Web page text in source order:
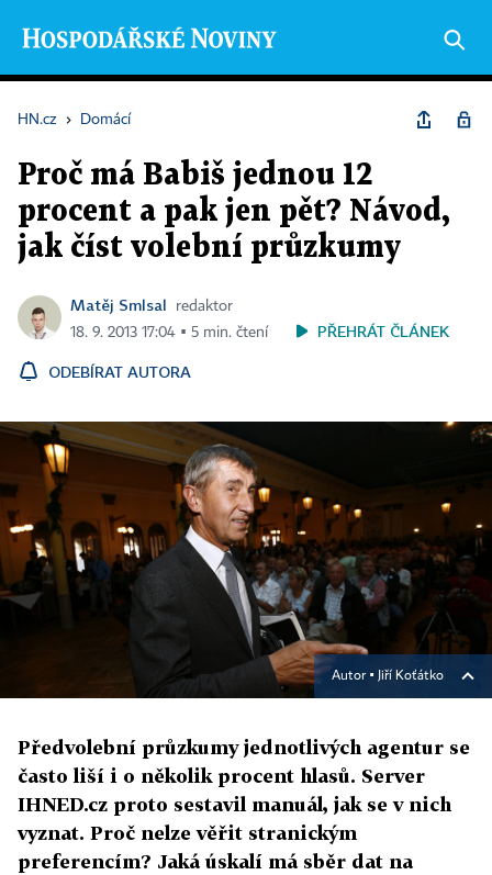
HN.cz › Domácí
Proč má Babiš jednou 12
procent a pak jen pět? Návod,
jak číst volební průzkumy
Matěj Smlsal
redaktor
18. 9. 2013 17:04 ▪ 5 min. čtení
PŘEHRÁT ČLÁNEK
ODEBÍRAT AUTORA
Autor ▪ Jiří Koťátko
Předvolební průzkumy jednotlivých agentur se
často liší i o několik procent hlasů. Server
IHNED.cz proto sestavil manuál, jak se v nich
vyznat. Proč nelze věřit stranickým
preferencím? Jaká úskalí má sběr dat na